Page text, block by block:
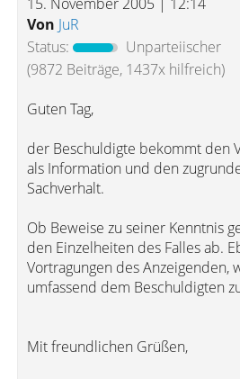
Von JuR
Status:
Unparteiischer
(9872 Beiträge, 1437x hilfreich)
Guten Tag,
der Beschuldigte bekommt den
als Information und den
Sachverhalt.
Ob Beweise zu seiner Kenntnis
den Einzelheiten des Falles ab.
Vortragungen des Anzeigenden,
umfassend dem Beschuldigten
Mit freundlichen Grüßen,